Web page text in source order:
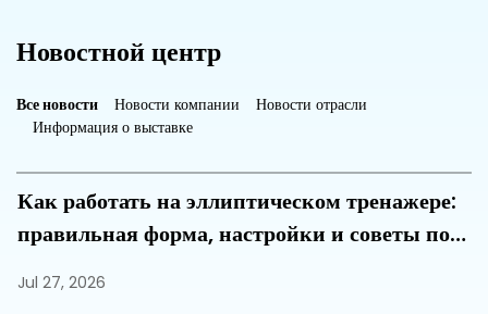
Новостной центр
Все новости Новости компании
Новости отрасли
Информация о выставке
Как работать на эллиптическом тренажере:
правильная форма, настройки и советы по
Jul 27, 2026